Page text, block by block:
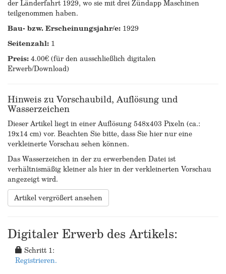
der Länderfahrt 1929, wo sie mit drei Zündapp Maschinen
teilgenommen haben.
Bau- bzw. Erscheinungsjahr/e: 1929
Seitenzahl: 1
Preis:4.00€ (für den ausschließlich digitalen
Erwerb/Download)
Hinweis zu Vorschaubild, Auflösung und
Wasserzeichen
Dieser Artikel liegt in einer Auflösung 548x403 Pixeln (ca.:
19x14 cm) vor. Beachten Sie bitte, dass Sie hier nur eine
verkleinerte Vorschau sehen können.
Das Wasserzeichen in der zu erwerbenden Datei ist
verhältnismäßig kleiner als hier in der verkleinerten Vorschau
angezeigt wird.
Artikel vergrößert ansehen
Digitaler Erwerb des Artikels:
Schritt 1:
Registrieren.